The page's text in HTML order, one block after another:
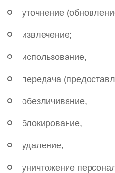
уточнение
извлечение;
использование,
передача
обезличивание,
блокирование,
удаление,
уничтожение